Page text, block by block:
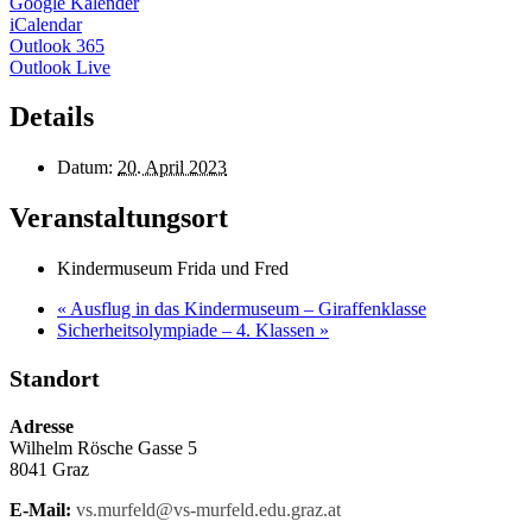
iCalendar
Outlook 365
Outlook Live
Details
Datum: 20. April 2023
Veranstaltungsort
Kindermuseum Frida und Fred
« Ausflug in das Kindermuseum – Giraffenklasse
Sicherheitsolympiade – 4. Klassen »
Standort
Adresse
Wilhelm Rösche Gasse 5
8041 Graz
E-Mail: vs.murfeld@vs-murfeld.edu.graz.at